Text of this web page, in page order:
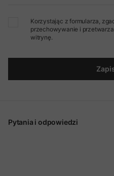
Korzystając z formularza,
przechowywanie i
witrynę.
Pytania i odpowiedzi